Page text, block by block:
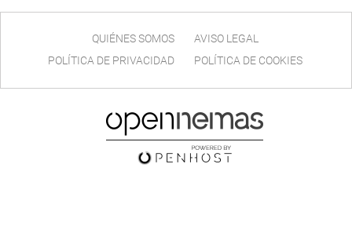
QUIÉNES SOMOS
AVISO LEGAL
POLÍTICA DE PRIVACIDAD
POLÍTICA DE COOKIES